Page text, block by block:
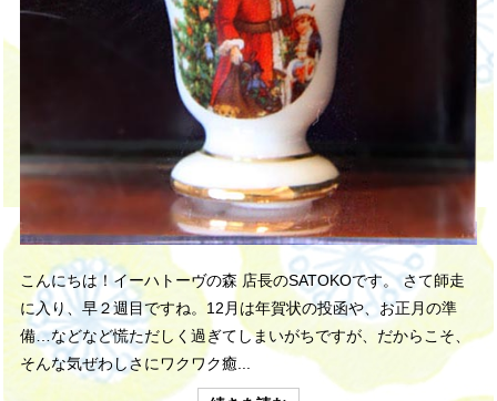
こんにちは！イーハトーヴの森 店長のSATOKOです。 さて師走
に入り、早２週目ですね。12月は年賀状の投函や、お正月の準
備…などなど慌ただしく過ぎてしまいがちですが、だからこそ、
そんな気ぜわしさにワクワク癒...